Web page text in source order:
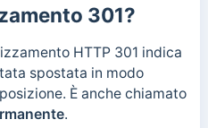
301?
HTTP 301 indica
spostata in modo
È anche chiamato
.